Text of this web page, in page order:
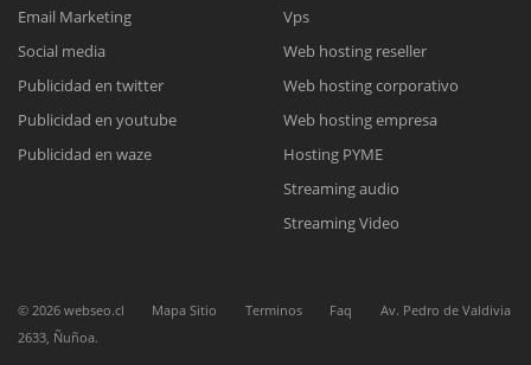
Reunión online
Nuestros ejecutivos le enviarán un correo electrónico con el enlace a
Meet para la reunión online.
Cotización
Chat Online
Todos nuestros ejecutivos están fuera de línea. Complete el formulario
Email Marketing
Social media
Publicidad en twitter
Publicidad en youtube
Publicidad en waze
Vps
Web hosting reseller
Web hosting corporativo
Web hosting empresa
Hosting PYME
Streaming audio
Streaming Video
© 2026 webseo.cl Mapa Sitio Terminos Faq
Av. Pedro de Valdivia
2633, Ñuñoa.